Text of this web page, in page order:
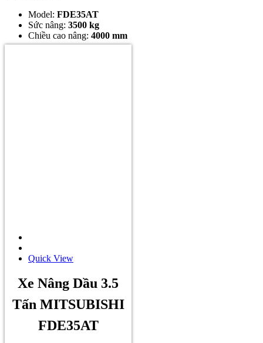
Model: FDE35AT
Sức nâng: 3500 kg
Chiều cao nâng: 4000 mm
Quick View
Xe Nâng Dầu 3.5
Tấn MITSUBISHI
FDE35AT